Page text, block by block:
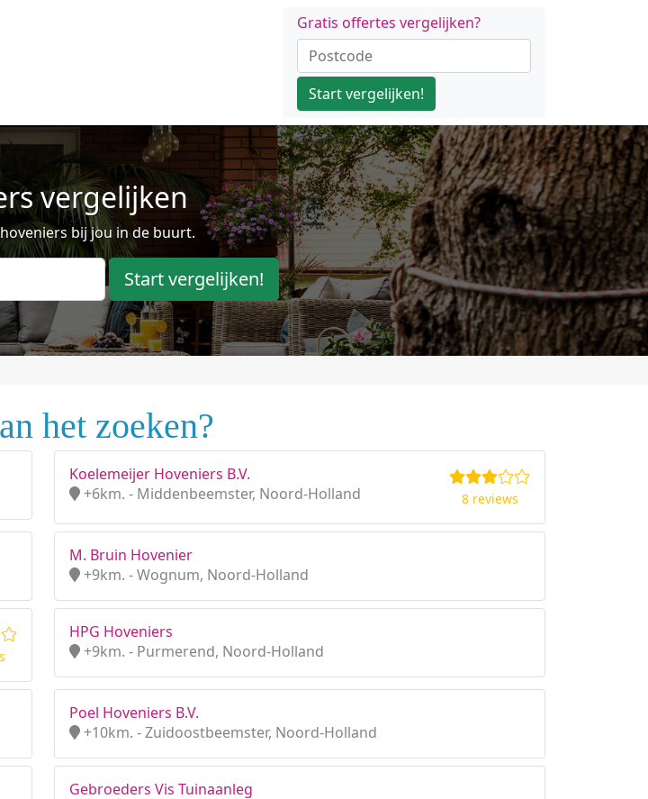
Gratis offertes vergelijken?
Start vergelijken!
vergelijken
bij jou in de buurt.
Start vergelijken!
het zoeken?
Koelemeijer Hoveniers B.V.
+6km. - Middenbeemster, Noord-Holland
8 reviews
M. Bruin Hovenier
+9km. - Wognum, Noord-Holland
HPG Hoveniers
+9km. - Purmerend, Noord-Holland
Poel Hoveniers B.V.
+10km. - Zuidoostbeemster, Noord-Holland
Gebroeders Vis Tuinaanleg